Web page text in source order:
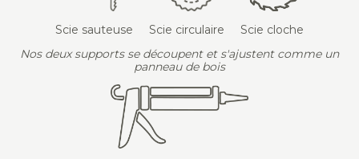
Scie sauteuse Scie circulaire
Scie cloche
Nos deux supports se découpent et s'ajustent comme un
panneau de bois